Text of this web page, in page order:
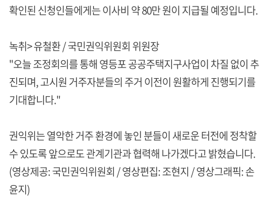
확인된 신청인들에게는 이사비 약 80만 원이 지급될 예정입니다.
녹취> 유철환 / 국민권익위원회 위원장
"오늘 조정회의를 통해 영등포 공공주택지구사업이 차질 없이 추
진되며, 고시원 거주자분들의 주거 이전이 원활하게 진행되기를
기대합니다."
권익위는 열악한 거주 환경에 놓인 분들이 새로운 터전에 정착할
수 있도록 앞으로도 관계기관과 협력해 나가겠다고 밝혔습니다.
(영상제공: 국민권익위원회 / 영상편집: 조현지 / 영상그래픽: 손
윤지)